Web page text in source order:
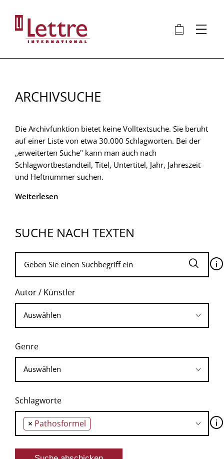
Inhalt
🛍 ⋮
ARCHIVSUCHE
Die Archivfunktion bietet keine Volltextsuche. Sie beruht
auf einer Liste von etwa 30.000 Schlagworten. Bei der
„erweiterten Suche" kann man auch nach
Schlagwortbestandteil, Titel, Untertitel, Jahr, Jahreszeit
und Heftnummer suchen.
Weiterlesen
SUCHE NACH TEXTEN
🛈
Autor / Künstler
Genre
Schlagworte
× Pathosformel 🛈